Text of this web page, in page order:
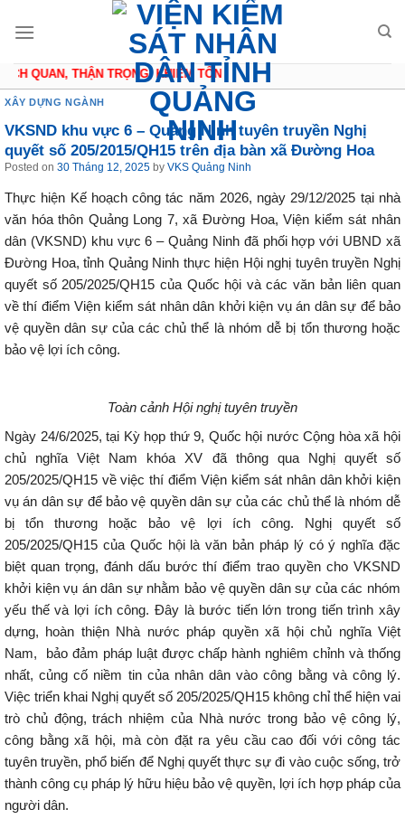
QUAN, THẬN TRỌNG, KHIÊM TỐN
XÂY DỰNG NGÀNH
VKSND khu vực 6 – Quảng Ninh tuyên truyền Nghị
quyết số 205/2015/QH15 trên địa bàn xã Đường Hoa
Posted on 30 Tháng 12, 2025 by VKS Quảng Ninh
Thực hiện Kế hoạch công tác năm 2026, ngày 29/12/2025 tại nhà
văn hóa thôn Quảng Long 7, xã Đường Hoa, Viện kiểm sát nhân
dân (VKSND) khu vực 6 – Quảng Ninh đã phối hợp với UBND xã
Đường Hoa, tỉnh Quảng Ninh thực hiện Hội nghị tuyên truyền Nghị
quyết số 205/2025/QH15 của Quốc hội và các văn bản liên quan
về thí điểm Viện kiểm sát nhân dân khởi kiện vụ án dân sự để bảo
vệ quyền dân sự của các chủ thể là nhóm dễ bị tổn thương hoặc
bảo vệ lợi ích công.
Toàn cảnh Hội nghị tuyên truyền
Ngày 24/6/2025, tại Kỳ họp thứ 9, Quốc hội nước Cộng hòa xã hội
chủ nghĩa Việt Nam khóa XV đã thông qua Nghị quyết số
205/2025/QH15 về việc thí điểm Viện kiểm sát nhân dân khởi kiện
vụ án dân sự để bảo vệ quyền dân sự của các chủ thể là nhóm dễ
bị tổn thương hoặc bảo vệ lợi ích công. Nghị quyết số
205/2025/QH15 của Quốc hội là văn bản pháp lý có ý nghĩa đặc
biệt quan trọng, đánh dấu bước thí điểm trao quyền cho VKSND
khởi kiện vụ án dân sự nhằm bảo vệ quyền dân sự của các nhóm
yếu thế và lợi ích công. Đây là bước tiến lớn trong tiến trình xây
dựng, hoàn thiện Nhà nước pháp quyền xã hội chủ nghĩa Việt
Nam, bảo đảm pháp luật được chấp hành nghiêm chỉnh và thống
nhất, củng cố niềm tin của nhân dân vào công bằng và công lý.
Việc triển khai Nghị quyết số 205/2025/QH15 không chỉ thể hiện vai
trò chủ động, trách nhiệm của Nhà nước trong bảo vệ công lý,
công bằng xã hội, mà còn đặt ra yêu cầu cao đối với công tác
tuyên truyền, phổ biến để Nghị quyết thực sự đi vào cuộc sống, trở
thành công cụ pháp lý hữu hiệu bảo vệ quyền, lợi ích hợp pháp của
người dân.